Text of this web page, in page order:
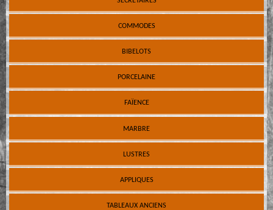
COMMODES
BIBELOTS
PORCELAINE
FAÏENCE
MARBRE
LUSTRES
APPLIQUES
TABLEAUX ANCIENS